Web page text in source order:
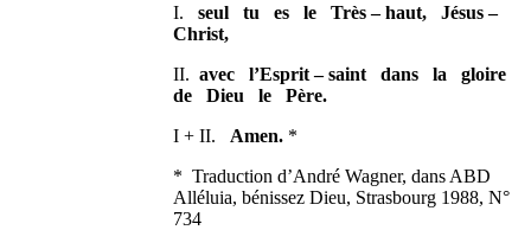
I.seul tu es le Très – haut, Jésus –
Christ,
II.avec l’Esprit – saint dans la gloire
de Dieu le Père.
I + II. Amen. *
* Traduction d’André Wagner, dans ABD
Alléluia, bénissez Dieu, Strasbourg 1988, N°
734